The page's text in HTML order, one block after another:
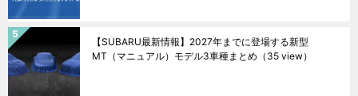
【SUBARU最新情報】2027年までに登場する新型
MT（マニュアル）モデル3車種まとめ （35 view）